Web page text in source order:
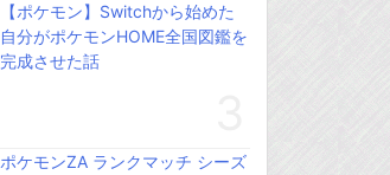
【ポケモン】Switchから始めた
自分がポケモンHOME全国図鑑を
完成させた話
ポケモンZA ランクマッチ シーズ